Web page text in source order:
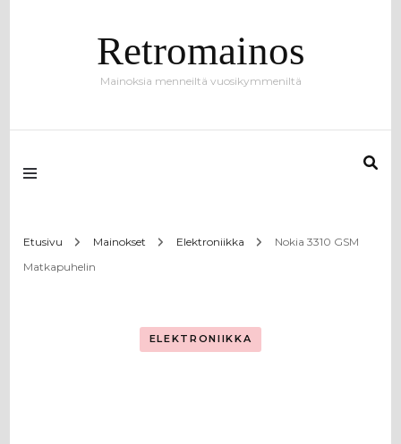
Retromainos
Mainoksia menneiltä vuosikymmeniltä
Etusivu Mainokset Elektroniikka
Nokia 3310 GSM
Matkapuhelin
ELEKTRONIIKKA